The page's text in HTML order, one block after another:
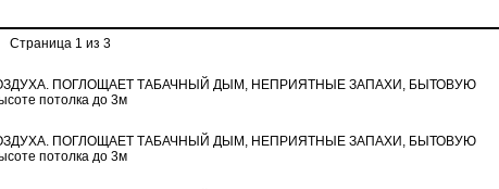
Страница 1 из 3
ПОГЛОЩАЕТ ТАБАЧНЫЙ ДЫМ, НЕПРИЯТНЫЕ ЗАПАХИ, БЫТОВУЮ
потолка до 3м
ПОГЛОЩАЕТ ТАБАЧНЫЙ ДЫМ, НЕПРИЯТНЫЕ ЗАПАХИ, БЫТОВУЮ
потолка до 3м